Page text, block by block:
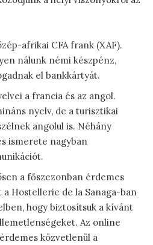
afrikai CFA frank (XAF).
nálunk némi készpénz,
el bankkártyát.
a francia és az angol.
nyelv, de a turisztikai
angolul is. Néhány
ismerete nagyban
a főszezonban érdemes
Hostellerie de la Sanaga-ban
hogy biztosítsuk a kívánt
Az online
közvetlenül a